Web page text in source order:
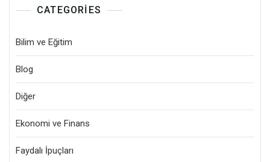
CATEGORIES
Bilim ve Eğitim
Blog
Diğer
Ekonomi ve Finans
Faydalı İpuçları